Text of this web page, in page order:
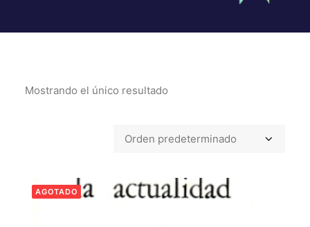
INICIO
CATEGORÍAS
Mostrando el único resultado
AGOTADO